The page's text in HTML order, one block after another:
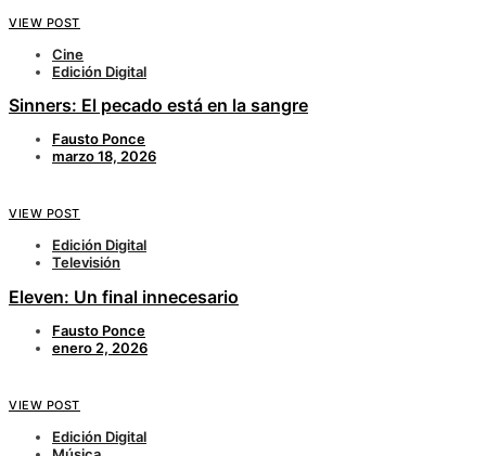
VIEW POST
Cine
Edición Digital
Sinners: El pecado está en la sangre
Fausto Ponce
marzo 18, 2026
VIEW POST
Edición Digital
Televisión
Eleven: Un final innecesario
Fausto Ponce
enero 2, 2026
VIEW POST
Edición Digital